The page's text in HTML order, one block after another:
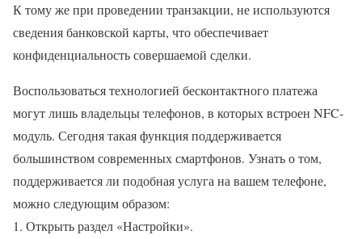
К тому же при проведении транзакции, не используются
сведения банковской карты, что обеспечивает
конфиденциальность совершаемой сделки.
Воспользоваться технологией бесконтактного платежа
могут лишь владельцы телефонов, в которых встроен NFC-
модуль. Сегодня такая функция поддерживается
большинством современных смартфонов. Узнать о том,
поддерживается ли подобная услуга на вашем телефоне,
можно следующим образом:
Открыть раздел «Настройки».